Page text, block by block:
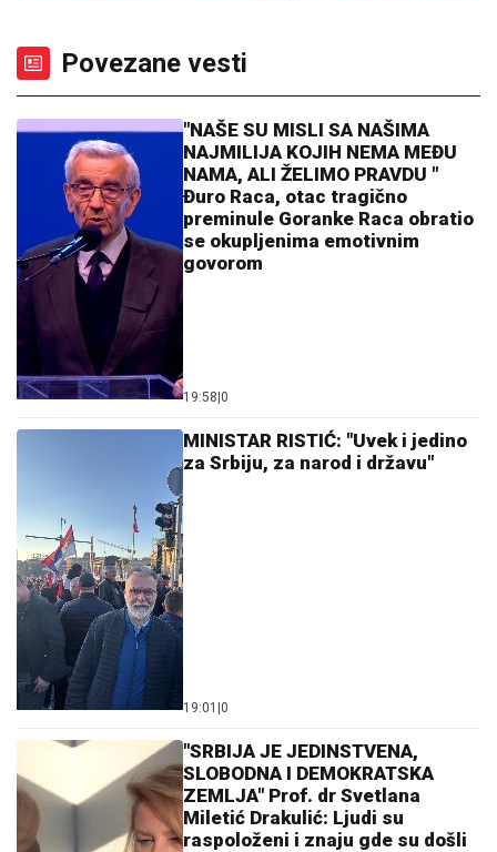
Povezane vesti
"NAŠE SU MISLI SA NAŠIMA
NAJMILIJA KOJIH NEMA MEĐU
NAMA, ALI ŽELIMO PRAVDU "
Đuro Raca, otac tragično
preminule Goranke Raca obratio
se okupljenima emotivnim
govorom
19:58 0
MINISTAR RISTIĆ: "Uvek i jedino
za Srbiju, za narod i državu"
19:01 0
"SRBIJA JE JEDINSTVENA,
SLOBODNA I DEMOKRATSKA
ZEMLJA" Prof. dr Svetlana
Miletić Drakulić: Ljudi su
raspoloženi i znaju gde su došli